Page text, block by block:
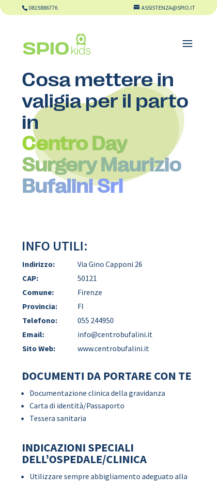
0815886776 ASSISTENZA@SPIO.IT
Cosa mettere in
valigia per il parto
in
Centro Day
Surgery Maurizio
Bufalini Srl
INFO UTILI:
Indirizzo:
Via Gino Capponi 26
CAP:
50121
Comune:
Firenze
Provincia:
FI
Telefono:
055 244950
Email:
info@centrobufalini.it
Sito Web:
www.centrobufalini.it
DOCUMENTI DA PORTARE CON TE
Documentazione clinica della gravidanza
Carta di identità/Passaporto
Tessera sanitaria
INDICAZIONI SPECIALI
DELL’OSPEDALE/CLINICA
Utilizzare sempre abbigliamento adeguato alla